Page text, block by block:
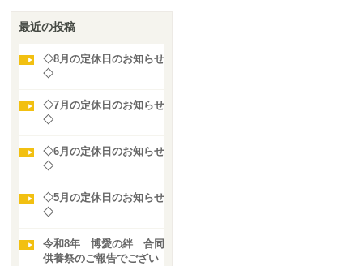
最近の投稿
◇8月の定休日のお知らせ
◇
◇7月の定休日のお知らせ
◇
◇6月の定休日のお知らせ
◇
◇5月の定休日のお知らせ
◇
令和8年 博愛の絆 合同
供養祭のご報告でござい